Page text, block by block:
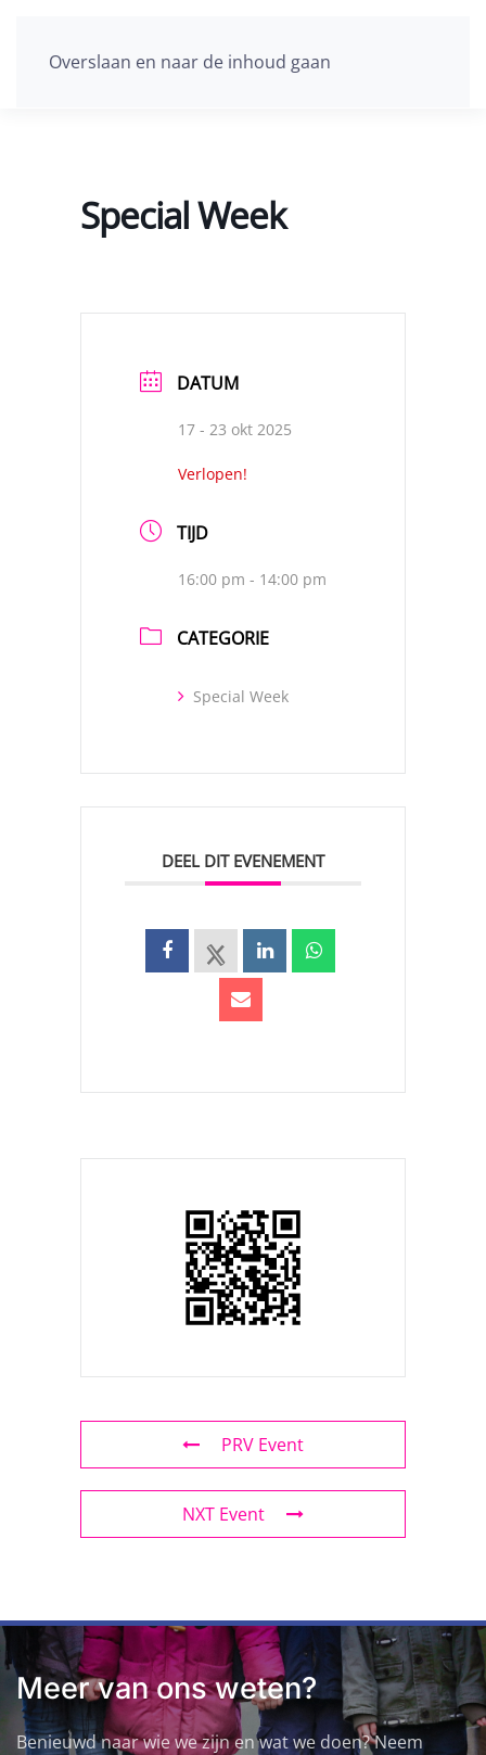
Overslaan en naar de inhoud gaan
Special Week
DATUM
17 - 23 okt 2025
Verlopen!
TIJD
16:00 pm - 14:00 pm
CATEGORIE
Special Week
DEEL DIT EVENEMENT
PRV Event
NXT Event
Meer van ons weten?
Benieuwd naar wie we zijn en wat we doen? Neem